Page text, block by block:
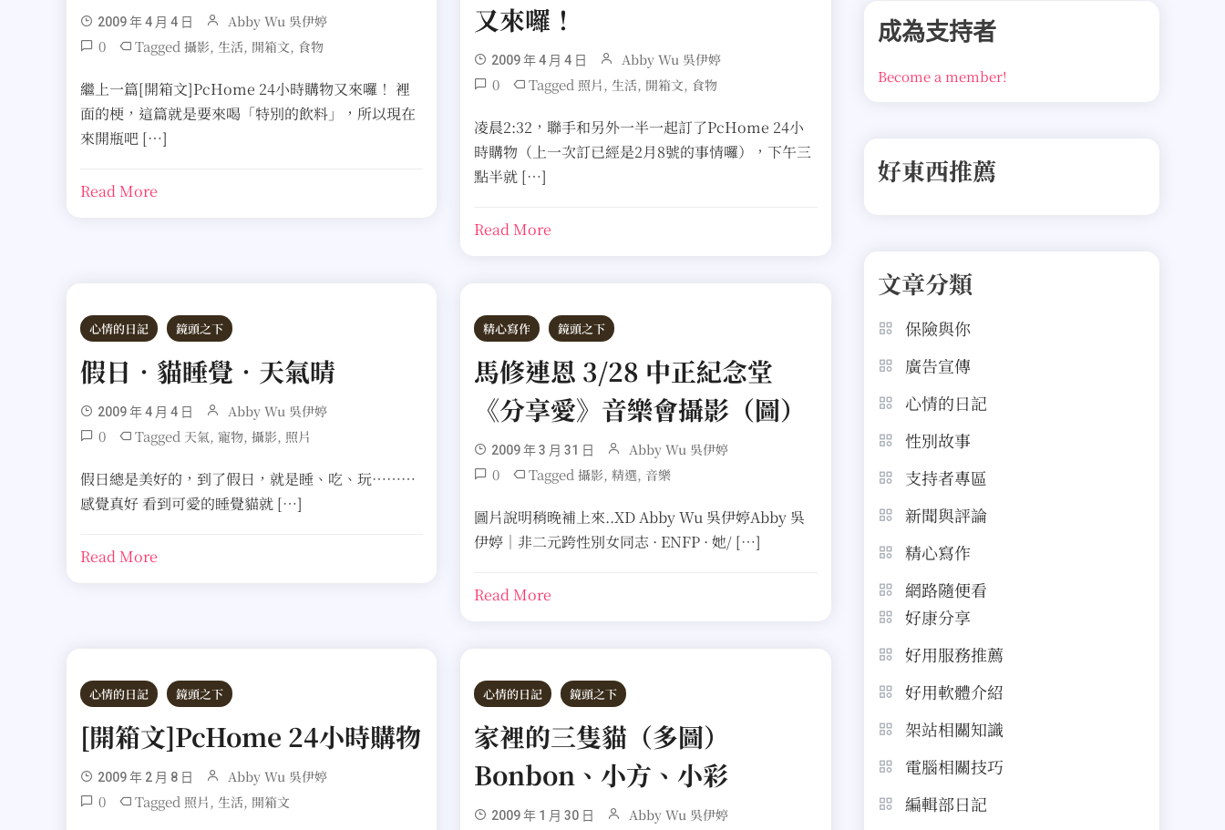
2009 年 4 月 4 日 Abby Wu 吳伊婷
0 Tagged 攝影, 生活, 開箱文, 食物
繼上一篇[開箱文]PcHome 24小時購物又來囉！ 裡
面的梗，這篇就是要來喝「特別的飲料」，所以現在
來開瓶吧 […]
Read More
又來囉！
2009 年 4 月 4 日 Abby Wu 吳伊婷
0 Tagged 照片 , 生活, 開箱文, 食物
凌晨2:32，聯手和另外一半一起訂了PcHome 24小
時購物（上一次訂已經是2月8號的事情囉），下午三
點半就 […]
Read More
心情的日記 鏡頭之下
假日‧貓睡覺‧天氣晴
2009 年 4 月 4 日 Abby Wu 吳伊婷
0 Tagged 天氣, 寵物, 攝影, 照片
假日總是美好的，到了假日，就是睡、吃、玩………
感覺真好 看到可愛的睡覺貓就 […]
Read More
精心寫作 鏡頭之下
馬修連恩 3/28 中正紀念堂
《分享愛》音樂會攝影（圖）
2009 年 3 月 31 日 Abby Wu 吳伊婷
0 Tagged攝影,精選, 音樂
圖片說明稍晚補上來..XD Abby Wu 吳伊婷Abby 吳
伊婷｜非二元跨性別女同志 · ENFP · 她/ […]
Read More
心情的日記 鏡頭之下
[開箱文]PcHome 24小時購物
2009 年 2 月 8 日 Abby Wu 吳伊婷
0 Tagged 照片 , 生活, 開箱文
心情的日記 鏡頭之下
家裡的三隻貓（多圖）
Bonbon、小方、小彩
2009 年 1 月 30 日 Abby Wu 吳伊婷
成為支持者
Become a member!
好東西推薦
文章分類
保險與你
廣告宣傳
心情的日記
性別故事
支持者專區
新聞與評論
精心寫作
網路隨便看
好康分享
好用服務推薦
好用軟體介紹
架站相關知識
電腦相關技巧
編輯部日記